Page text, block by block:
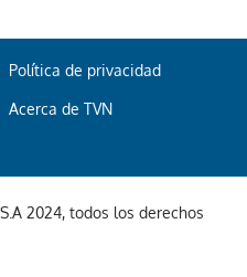
Política de privacidad
Acerca de TVN
2024, todos los derechos